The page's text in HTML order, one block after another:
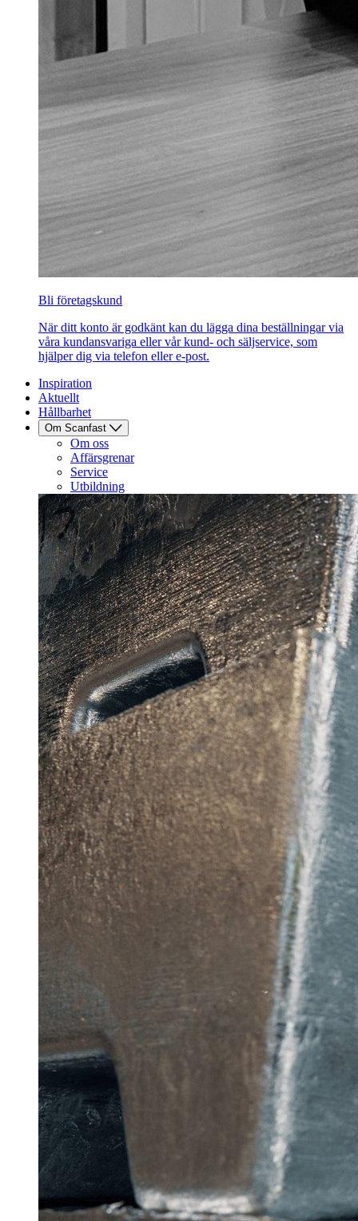
Bli företagskund
När ditt konto är godkänt kan du lägga dina beställningar via
våra kundansvariga eller vår kund- och säljservice, som
hjälper dig via telefon eller e-post.
Inspiration
Aktuellt
Hållbarhet
Om Scanfast
Om oss
Affärsgrenar
Service
Utbildning